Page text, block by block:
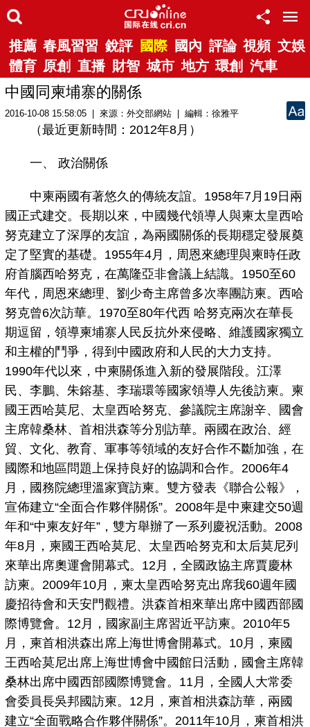
推薦 春風習習 銳評 國際 國內 評論 視頻 文娛
體育 原創 直播 財智 城市 地方 環創 汽車
中國同柬埔寨的關係
2016-10-08 15:58:05 | 來源：外交部網站 | 編輯：徐雅平
（最近更新時間：2012年8月）
一、 政治關係
中柬兩國有著悠久的傳統友誼。1958年7月19日兩
國正式建交。長期以來，中國幾代領導人與柬太皇西哈
努克建立了深厚的友誼，為兩國關係的長期穩定發展奠
定了堅實的基礎。1955年4月，周恩來總理與柬時任政
府首腦西哈努克，在萬隆亞非會議上結識。1950至60
年代，周恩來總理、劉少奇主席曾多次率團訪柬。西哈
努克曾6次訪華。1970至80年代西 哈努克兩次在華長
期逗留，領導柬埔寨人民反抗外來侵略、維護國家獨立
和主權的鬥爭，得到中國政府和人民的大力支持。
1990年代以來，中柬關係進入新的發展階段。江澤
民、李鵬、朱鎔基、李瑞環等國家領導人先後訪柬。柬
國王西哈莫尼、太皇西哈努克、參議院主席謝辛、國會
主席韓桑林、首相洪森等分別訪華。兩國在政治、經
貿、文化、教育、軍事等領域的友好合作不斷加強，在
國際和地區問題上保持良好的協調和合作。2006年4
月，國務院總理溫家寶訪柬。雙方發表《聯合公報》，
宣佈建立“全面合作夥伴關係”。2008年是中柬建交50週
年和“中柬友好年”，雙方舉辦了一系列慶祝活動。2008
年8月，柬國王西哈莫尼、太皇西哈努克和太后莫尼列
來華出席奧運會開幕式。12月，全國政協主席賈慶林
訪柬。2009年10月，柬太皇西哈努克出席我60週年國
慶招待會和天安門觀禮。洪森首相來華出席中國西部國
際博覽會。12月，國家副主席習近平訪柬。2010年5
月，柬首相洪森出席上海世博會開幕式。10月，柬國
王西哈莫尼出席上海世博會中國館日活動，國會主席韓
桑林出席中國西部國際博覽會。11月，全國人大常委
會委員長吳邦國訪柬。12月，柬首相洪森訪華，兩國
建立“全面戰略合作夥伴關係”。2011年10月，柬首相洪